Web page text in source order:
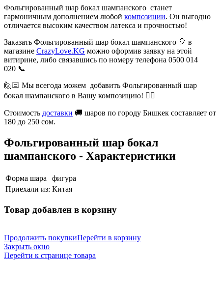
Фольгированный шар бокал шампанского станет
гармоничным дополнением любой композиции. Он выгодно
отличается высоким качеством латекса и прочностью!
Заказать Фольгированный шар бокал шампанского 🎈 в
магазине CrazyLove.KG можно оформив заявку на этой
витирине, либо связавшись по номеру телефона 0500 014
020 📞
🙋🏻 Мы всегода можем добавить Фольгированный шар
бокал шампанского в Вашу композицию! 👍🏻
Стоимость доставки 🚚 шаров по городу Бишкек составляет от
180 до 250 сом.
Фольгированный шар бокал
шампанского - Характеристики
Форма шара
фигура
Приехали из: Китая
Товар добавлен в корзину
Продолжить покупкиПерейти в корзину
Закрыть окно
Перейти к странице товара